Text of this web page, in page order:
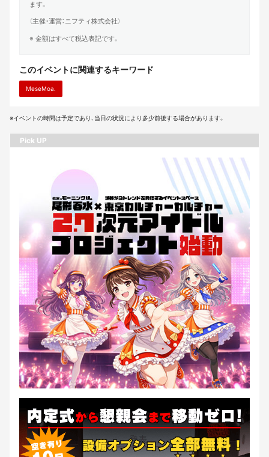
ます。
（主催・運営：ニフティ株式会社）
※ 金額はすべて税込表記です。
このイベントに関連するキーワード
MeseMoa.
※イベントの時間は予定であり、当日の状況により多少前後する場合があります。
Pick UP